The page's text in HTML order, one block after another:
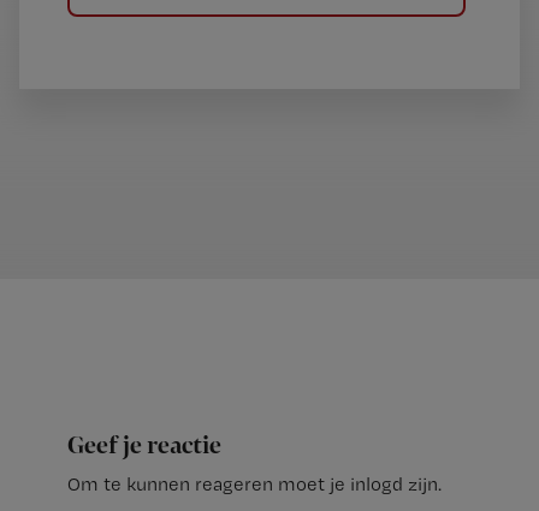
Geef je reactie
Om te kunnen reageren moet je inlogd zijn.